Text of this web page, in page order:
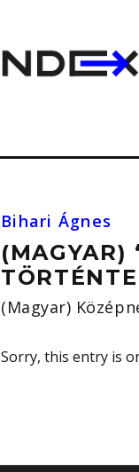
Bihari Ágnes
(MAGYAR)
(Magyar)
Sorry, this entry is